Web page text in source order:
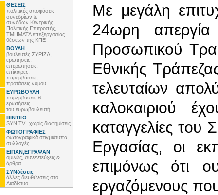
ΘΕΣΕΙΣ
πολιτικές αποφάσεις
συνεδρίων &
συνόδων Κεντρικής
Πολιτικής Επιτροπής,
ΤΜΗΜΑΤΑ επεξεργασίας
θέσεων της ΚΠΕ
ΒΟΥΛΗ
βουλευτές ΣΥΡΙΖΑ,
ερωτήσεις,
επερωτήσεις,
επίκαιρες,
παρεμβάσεις,
προτάσεις νόμου
ΕΥΡΩΒΟΥΛΗ
παρεμβάσεις &
ερωτήσεις
του ευρωβουλευτή
ΒΙΝΤΕΟ
SYN TV.. χωρίς διαφημίσεις
ΦΩΤΟΓΡΑΦΙΕΣ
φωτογραφικά στιγμιότυπα,
συλλογές
ΕΙΠΑΝ,ΕΓΡΑΨΑΝ
ομιλίες, συνεντεύξεις &
άρθρα
ΣΥΝδέσεις
άλλες διευθύνσεις στο
Διαδίκτυο
Με μεγάλη
24ωρη απεργία
Προσωπικού
Εθνικής
τελευταίων
καλοκαιριού
καταγγελίες
Εργασίας, οι
επιμόνως ότι
εργαζόμενους